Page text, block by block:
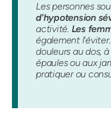
Les personnes
d'hypotension
activité. Les
également
douleurs au dos,
épaules ou aux
pratiquer ou